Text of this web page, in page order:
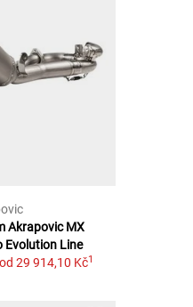
Akrapovic MX
Evolution Line
od 29 914,10 Kč1